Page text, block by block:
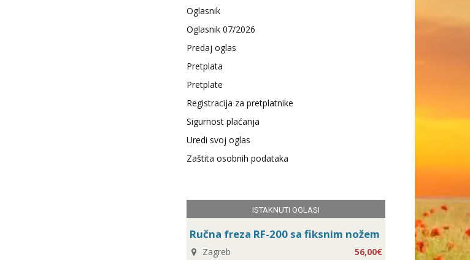
Oglasnik
Oglasnik 07/2026
Predaj oglas
Pretplata
Pretplate
Registracija za pretplatnike
Sigurnost plaćanja
Uredi svoj oglas
Zaštita osobnih podataka
ISTAKNUTI OGLASI
Ručna freza RF-200 sa fiksnim nožem
Zagreb 56,00€